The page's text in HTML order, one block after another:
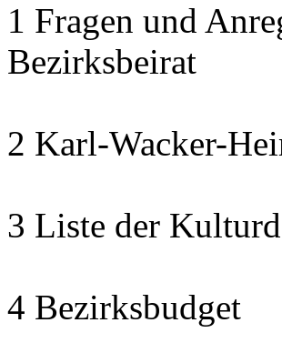
1 Fragen und
Bezirksbeirat
2 Karl-Wacker-
3 Liste der
4 Bezirksbudget